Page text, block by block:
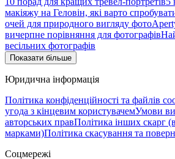
макіяжу на Геловін, які варто
очей для природного вигляду фото
вичерпне порівняння для фотографів
весільних фотографів
Показати більше
Юридична інформація
Політика конфіденційності та файлів
угода з кінцевим користувачемУмови
авторських правПолітика інших скарг
марками)Політика скасування та
Соцмережі